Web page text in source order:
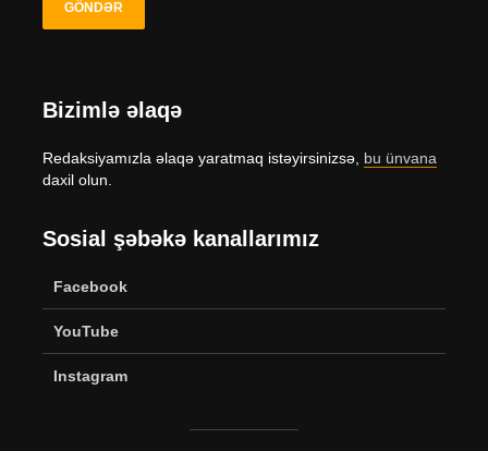
Bizimlə əlaqə
Redaksiyamızla əlaqə yaratmaq istəyirsinizsə, bu ünvana
daxil olun.
Sosial şəbəkə kanallarımız
Facebook
YouTube
Instagram